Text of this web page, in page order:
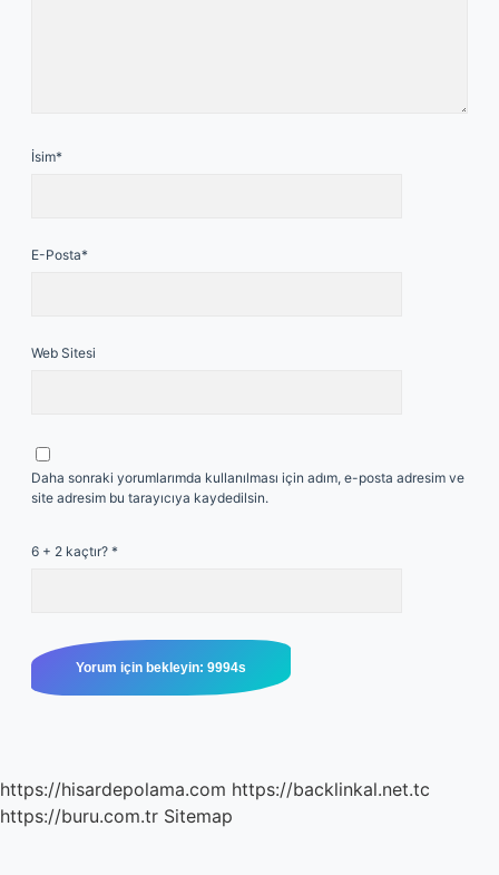
İsim*
E-Posta*
Web Sitesi
Daha sonraki yorumlarımda kullanılması için adım, e-posta adresim ve
site adresim bu tarayıcıya kaydedilsin.
6 + 2 kaçtır? *
https://hisardepolama.com https://backlinkal.net.tc
https://buru.com.tr Sitemap